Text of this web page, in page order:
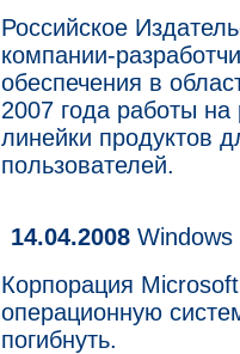
Российское
компании-
обеспечения в
2007 года работы
линейки продуктов
пользователей.
14.04.2008
Корпорация
операционную
погибнуть.